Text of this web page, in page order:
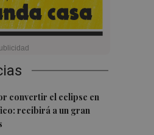
convertir el eclipse en
recibirá a un gran